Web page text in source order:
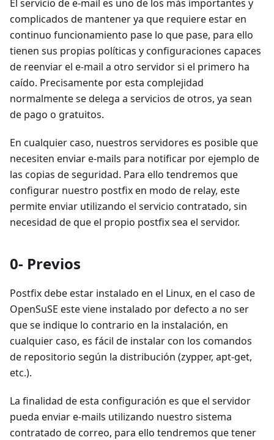
El servicio de e-mail es uno de los más importantes y
complicados de mantener ya que requiere estar en
continuo funcionamiento pase lo que pase, para ello
tienen sus propias políticas y configuraciones capaces
de reenviar el e-mail a otro servidor si el primero ha
caído. Precisamente por esta complejidad
normalmente se delega a servicios de otros, ya sean
de pago o gratuitos.
En cualquier caso, nuestros servidores es posible que
necesiten enviar e-mails para notificar por ejemplo de
las copias de seguridad. Para ello tendremos que
configurar nuestro postfix en modo de relay, este
permite enviar utilizando el servicio contratado, sin
necesidad de que el propio postfix sea el servidor.
0- Previos
Postfix debe estar instalado en el Linux, en el caso de
OpenSuSE este viene instalado por defecto a no ser
que se indique lo contrario en la instalación, en
cualquier caso, es fácil de instalar con los comandos
de repositorio según la distribución (zypper, apt-get,
etc.).
La finalidad de esta configuración es que el servidor
pueda enviar e-mails utilizando nuestro sistema
contratado de correo, para ello tendremos que tener